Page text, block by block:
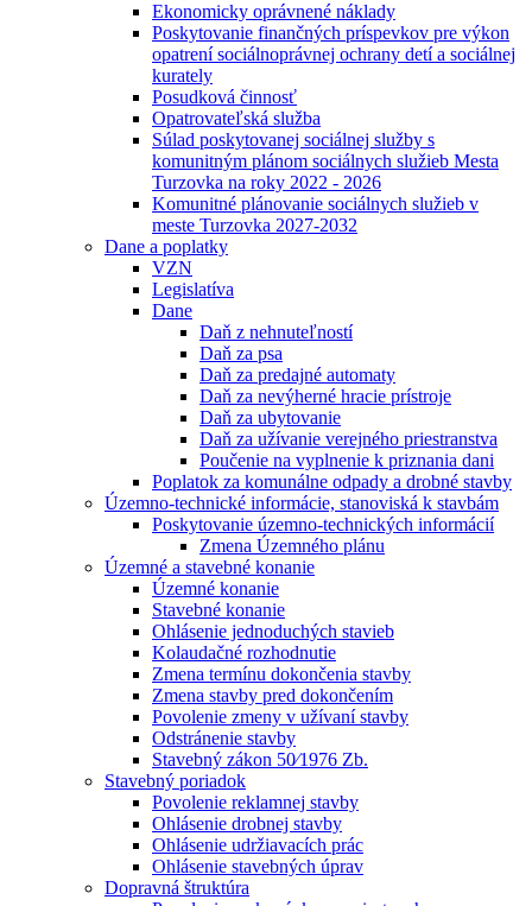
Ekonomicky oprávnené náklady
Poskytovanie finančných príspevkov pre výkon
opatrení sociálnoprávnej ochrany detí a sociálnej
kurately
Posudková činnosť
Opatrovateľská služba
Súlad poskytovanej sociálnej služby s
komunitným plánom sociálnych služieb Mesta
Turzovka na roky 2022 - 2026
Komunitné plánovanie sociálnych služieb v
meste Turzovka 2027-2032
Dane a poplatky
VZN
Legislatíva
Dane
Daň z nehnuteľností
Daň za psa
Daň za predajné automaty
Daň za nevýherné hracie prístroje
Daň za ubytovanie
Daň za užívanie verejného priestranstva
Poučenie na vyplnenie k priznania dani
Poplatok za komunálne odpady a drobné stavby
Územno-technické informácie, stanoviská k stavbám
Poskytovanie územno-technických informácií
Zmena Územného plánu
Územné a stavebné konanie
Územné konanie
Stavebné konanie
Ohlásenie jednoduchých stavieb
Kolaudačné rozhodnutie
Zmena termínu dokončenia stavby
Zmena stavby pred dokončením
Povolenie zmeny v užívaní stavby
Odstránenie stavby
Stavebný zákon 50⁄1976 Zb.
Stavebný poriadok
Povolenie reklamnej stavby
Ohlásenie drobnej stavby
Ohlásenie udržiavacích prác
Ohlásenie stavebných úprav
Dopravná štruktúra